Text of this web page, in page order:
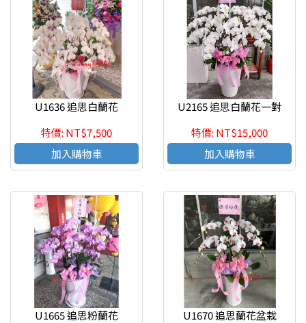
U1636 追思白蘭花
特價: NT$7,500
加入購物車
U2165 追思白蘭花一對
特價: NT$15,000
加入購物車
U1665 追思粉蘭花
U1670 追思蘭花盆栽